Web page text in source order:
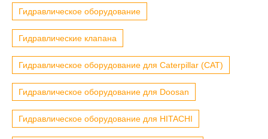
Гидравлическое оборудование
Гидравлические клапана
Гидравлическое оборудование для Caterpillar (CAT)
Гидравлическое оборудование для Doosan
Гидравлическое оборудование для HITACHI